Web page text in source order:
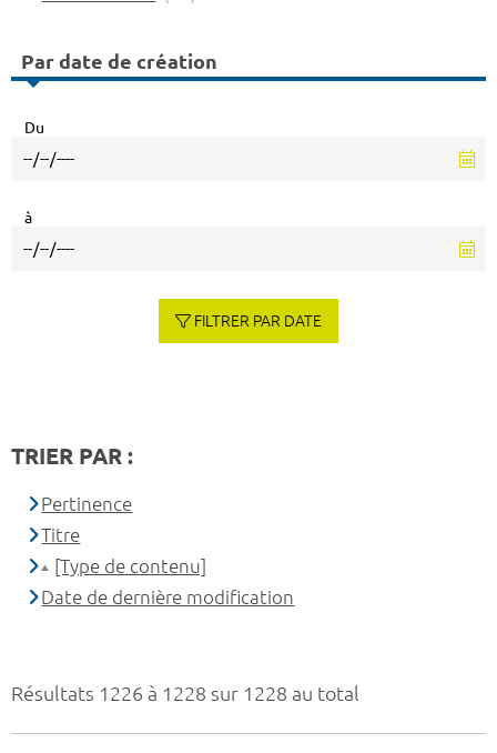
Résultats 1226 à 1228 sur 1228 au total
Par date de création
Du
à
FILTRER PAR DATE
TRIER PAR :
Pertinence
Titre
[Type de contenu]
Date de dernière modification